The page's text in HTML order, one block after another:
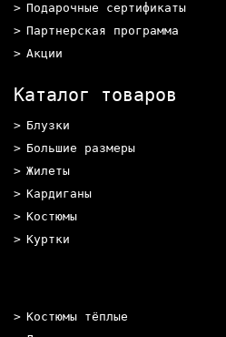
Подарочные сертификаты
Партнерская программа
Акции
Каталог товаров
Блузки
Большие размеры
Жилеты
Кардиганы
Костюмы
Куртки
Костюмы тёплые